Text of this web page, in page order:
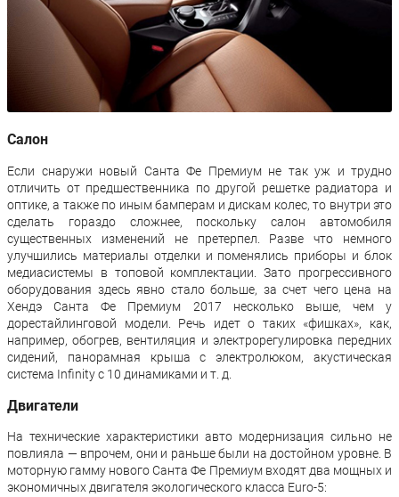
Салон
Если снаружи новый Санта Фе Премиум не так уж и трудно
отличить от предшественника по другой решетке радиатора и
оптике, а также по иным бамперам и дискам колес, то внутри это
сделать гораздо сложнее, поскольку салон автомобиля
существенных изменений не претерпел. Разве что немного
улучшились материалы отделки и поменялись приборы и блок
медиасистемы в топовой комплектации. Зато прогрессивного
оборудования здесь явно стало больше, за счет чего цена на
Хендэ Санта Фе Премиум 2017 несколько выше, чем у
дорестайлинговой модели. Речь идет о таких «фишках», как,
например, обогрев, вентиляция и электрорегулировка передних
сидений, панорамная крыша с электролюком, акустическая
система Infinity с 10 динамиками и т. д.
Двигатели
На технические характеристики авто модернизация сильно не
повлияла — впрочем, они и раньше были на достойном уровне. В
моторную гамму нового Санта Фе Премиум входят два мощных и
экономичных двигателя экологического класса Euro-5: